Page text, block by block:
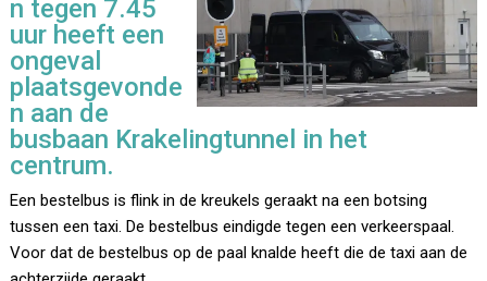
n tegen 7.45
uur heeft een
ongeval
plaatsgevonde
n aan de
busbaan Krakelingtunnel in het
centrum.
Een bestelbus is flink in de kreukels geraakt na een botsing
tussen een taxi. De bestelbus eindigde tegen een verkeerspaal.
Voor dat de bestelbus op de paal knalde heeft die de taxi aan de